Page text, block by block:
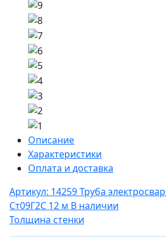
Описание
Характеристики
Оплата и доставка
Артикул: 14259Труба
Ст09Г2С 12 м В наличии
Толщина стенки